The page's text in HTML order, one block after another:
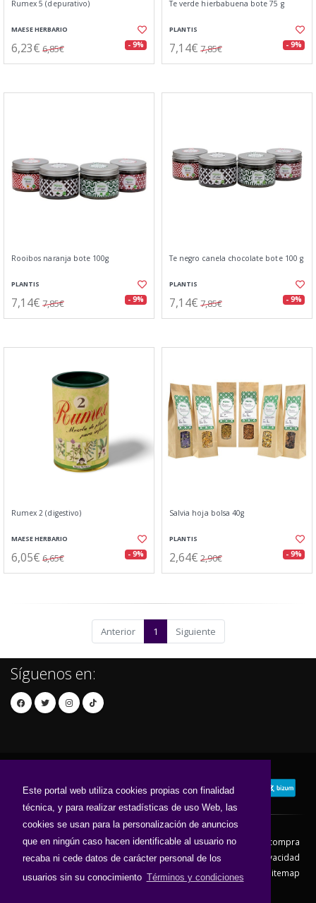
Este portal web utiliza cookies propias con finalidad
técnica, y para realizar estadísticas de uso Web, las
cookies se usan para la personalización de anuncios
que en ningún caso hacen identificable al usuario no
recaba ni cede datos de carácter personal de los
usuarios sin su conocimiento Términos y condiciones
Rumex 5 (depurativo)
MAESE HERBARIO
6,23€ 6,85€ - 9%
Te verde hierbabuena bote 75 g
PLANTIS
7,14€ 7,85€ - 9%
Rooibos naranja bote 100g
PLANTIS
7,14€ 7,85€ - 9%
Te negro canela chocolate bote 100 g
PLANTIS
7,14€ 7,85€ - 9%
Rumex 2 (digestivo)
MAESE HERBARIO
6,05€ 6,65€ - 9%
Salvia hoja bolsa 40g
PLANTIS
2,64€ 2,90€ - 9%
Anterior 1 Siguiente
Síguenos en:
Contacto Aviso Legal
Condiciones de compra
Política de envíos
Política de devolución
Política de Privacidad
Política de Cookies
Sitemap